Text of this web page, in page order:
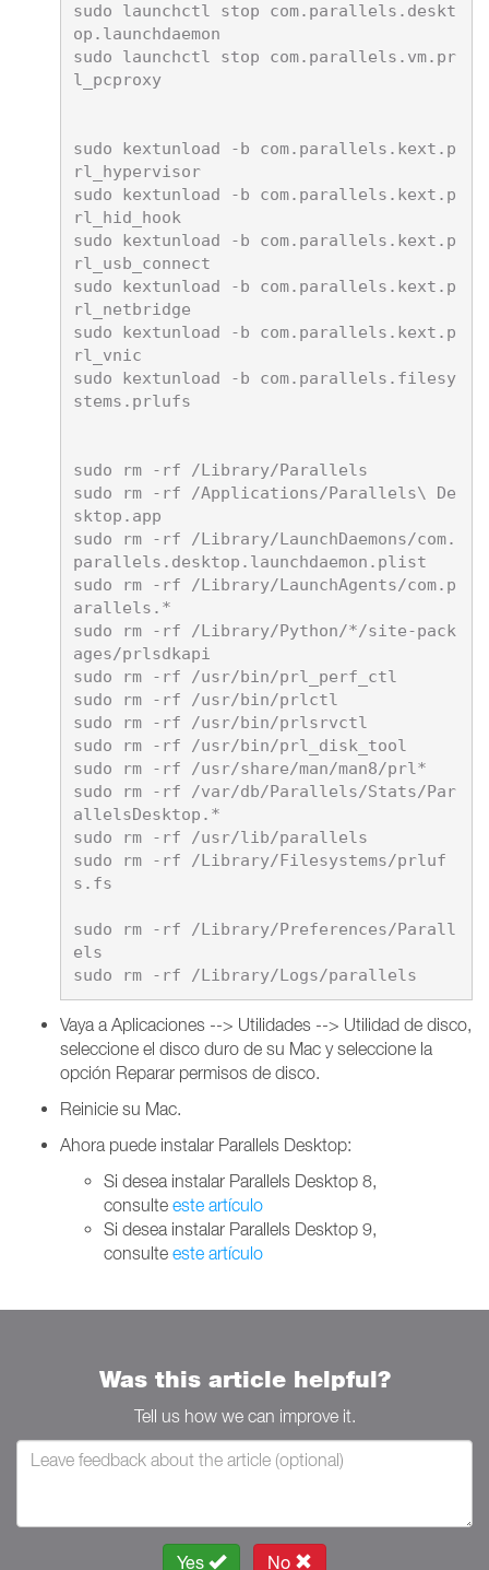
sudo launchctl stop com.parallels.deskt
op.launchdaemon
sudo launchctl stop com.parallels.vm.pr
l_pcproxy
sudo kextunload -b com.parallels.kext.p
rl_hypervisor
sudo kextunload -b com.parallels.kext.p
rl_hid_hook
sudo kextunload -b com.parallels.kext.p
rl_usb_connect
sudo kextunload -b com.parallels.kext.p
rl_netbridge
sudo kextunload -b com.parallels.kext.p
rl_vnic
sudo kextunload -b com.parallels.filesy
stems.prlufs
sudo rm -rf /Library/Parallels
sudo rm -rf /Applications/Parallels\ De
sktop.app
sudo rm -rf /Library/LaunchDaemons/com.
parallels.desktop.launchdaemon.plist
sudo rm -rf /Library/LaunchAgents/com.p
arallels.*
sudo rm -rf /Library/Python/*/site-pack
ages/prlsdkapi
sudo rm -rf /usr/bin/prl_perf_ctl
sudo rm -rf /usr/bin/prlctl
sudo rm -rf /usr/bin/prlsrvctl
sudo rm -rf /usr/bin/prl_disk_tool
sudo rm -rf /usr/share/man/man8/prl*
sudo rm -rf /var/db/Parallels/Stats/Par
allelsDesktop.*
sudo rm -rf /usr/lib/parallels
sudo rm -rf /Library/Filesystems/prluf
s.fs
sudo rm -rf /Library/Preferences/Parall
els
Vaya a Aplicaciones --> Utilidades --> Utilidad de disco,
seleccione el disco duro de su Mac y seleccione la
opción Reparar permisos de disco.
Reinicie su Mac.
Ahora puede instalar Parallels Desktop:
Si desea instalar Parallels Desktop 8,
consulte este artículo
Si desea instalar Parallels Desktop 9,
consulte este artículo
Was this article helpful?
Tell us how we can improve it.
Yes No